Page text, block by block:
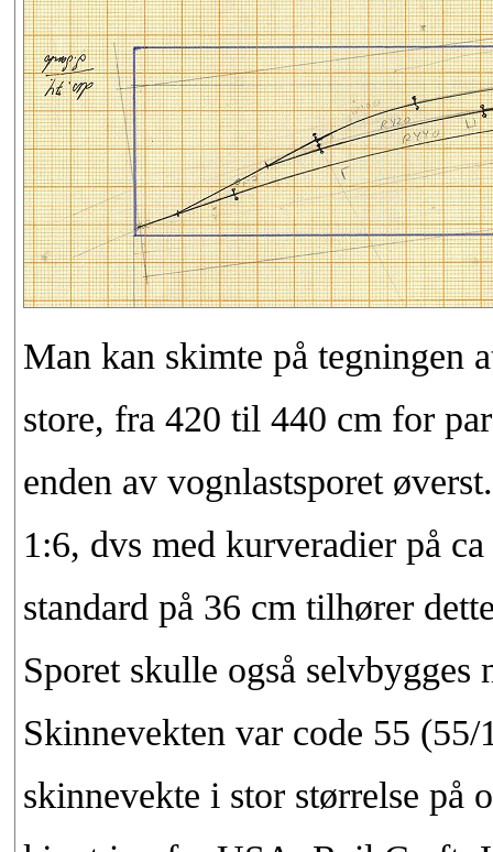
Man kan skimte på tegningen
store, fra 420 til 440 cm for
enden av vognlastsporet
1:6, dvs med kurveradier på
standard på 36 cm tilhører
Sporet skulle også
Skinnevekten var code 55
skinnevekte i stor størrelse på